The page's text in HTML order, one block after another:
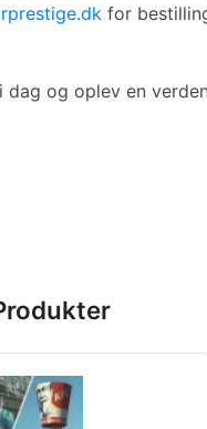
for
og oplev en